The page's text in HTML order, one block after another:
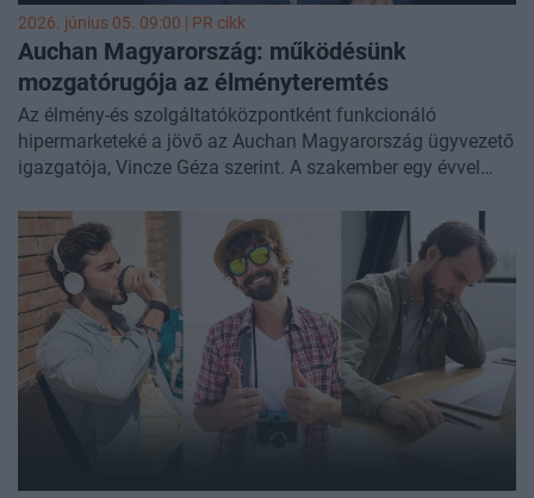
2026. június 05. 09:00 | PR cikk
Auchan Magyarország: működésünk
mozgatórugója az élményteremtés
Az élmény-és szolgáltatóközpontként funkcionáló
hipermarketeké a jövő az Auchan Magyarország ügyvezető
igazgatója, Vincze Géza szerint. A szakember egy évvel
harmincéves nemzetközi kereskedelmi tapasztalattal.
Csapatával tavaly alkotta meg azt a hétéves stratégiát,
amelyben az áruházlánc az vásárlói élményt és a diverz
üzlettípusok üzemeltetését helyezi a fókuszba – többek
között erről is kérdeztük a vállalatvezetőt.